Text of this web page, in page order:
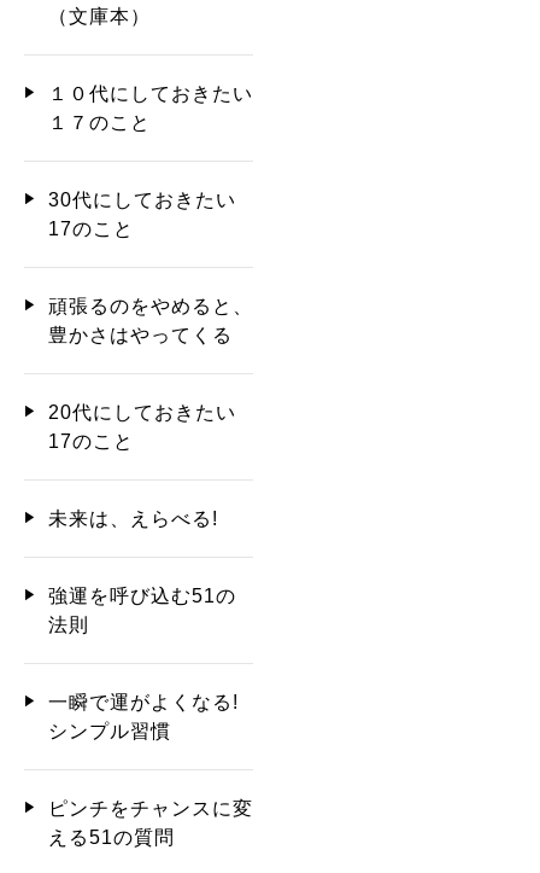
（文庫本）
１０代にしておきたい
１７のこと
30代にしておきたい
17のこと
頑張るのをやめると、
豊かさはやってくる
20代にしておきたい
17のこと
未来は、えらべる!
強運を呼び込む51の
法則
一瞬で運がよくなる!
シンプル習慣
ピンチをチャンスに変
える51の質問